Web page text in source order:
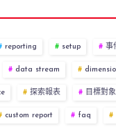
reporting setup 事
data stream
探索報表 目標對象
custom report faq